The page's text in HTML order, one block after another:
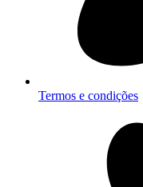
Termos e condições